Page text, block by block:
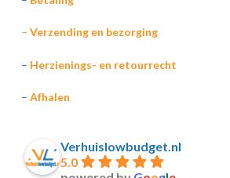
– Verzending en bezorging
– Herzienings- en retourrecht
– Afhalen
Verhuislowbudget.nl
5.0